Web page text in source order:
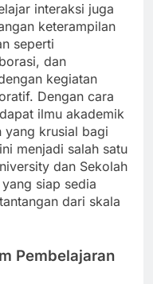
interaksi juga
keterampilan
seperti
dan
kegiatan
Dengan cara
ilmu akademik
yang krusial bagi
menjadi salah satu
dan Sekolah
siap sedia
dari skala
Pembelajaran